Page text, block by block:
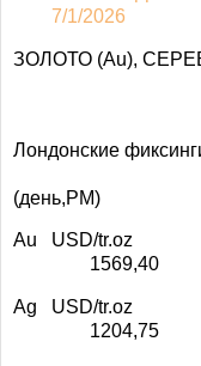
7/1/2026
ЗОЛОТО (Au),
Лондонские
(день,РМ)
Au USD/tr.oz
1569,40
Ag USD/tr.oz
1204,75